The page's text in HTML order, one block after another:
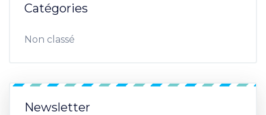
Catégories
Non classé
Newsletter